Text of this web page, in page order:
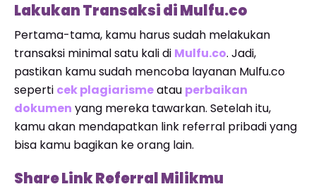
Lakukan Transaksi di Mulfu.co
Pertama-tama, kamu harus sudah melakukan
transaksi minimal satu kali di Mulfu.co. Jadi,
pastikan kamu sudah mencoba layanan Mulfu.co
seperti cek plagiarismeatau perbaikan
dokumen yang mereka tawarkan. Setelah itu,
kamu akan mendapatkan link referral pribadi yang
bisa kamu bagikan ke orang lain.
Share Link Referral Milikmu